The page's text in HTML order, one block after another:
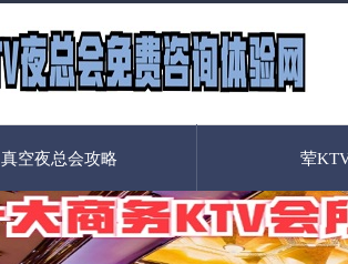
真空夜总会攻略 荤